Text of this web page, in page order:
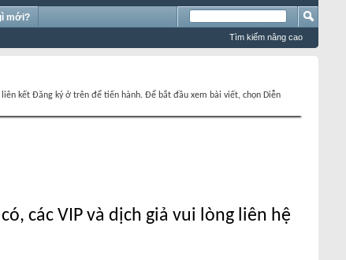
mới?
Tìm kiếm nâng cao
kết Đăng ký ở trên để tiến hành. Để bắt đầu xem bài viết, chọn Diễn
các VIP và dịch giả vui lòng liên hệ